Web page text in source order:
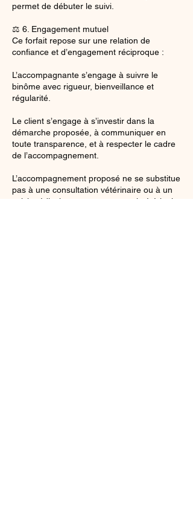
permet de débuter le suivi.
⚖️ 6. Engagement mutuel
Ce forfait repose sur une relation de
confiance et d’engagement réciproque :
L’accompagnante s’engage à suivre le
binôme avec rigueur, bienveillance et
régularité.
Le client s’engage à s’investir dans la
démarche proposée, à communiquer en
toute transparence, et à respecter le cadre
de l’accompagnement.
L’accompagnement proposé ne se substitue
pas à une consultation vétérinaire ou à un
suivi médical ou comportemental vétérinaire